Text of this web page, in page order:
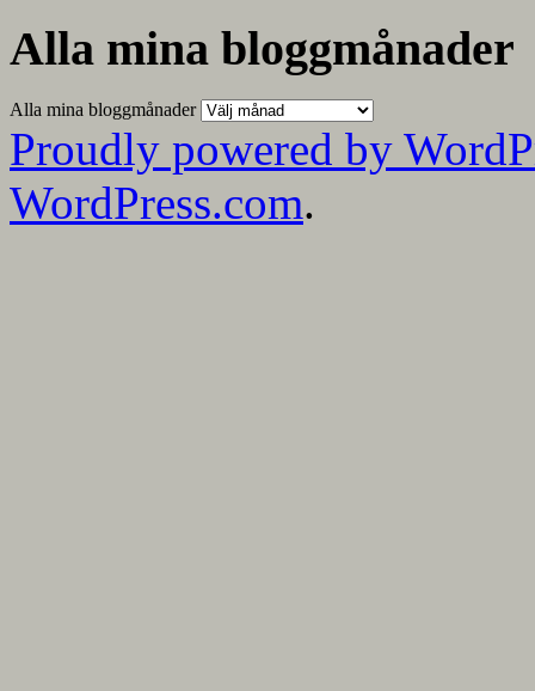
Alla mina bloggmånader
Alla mina bloggmånader
Proudly powered by
WordPress.com.